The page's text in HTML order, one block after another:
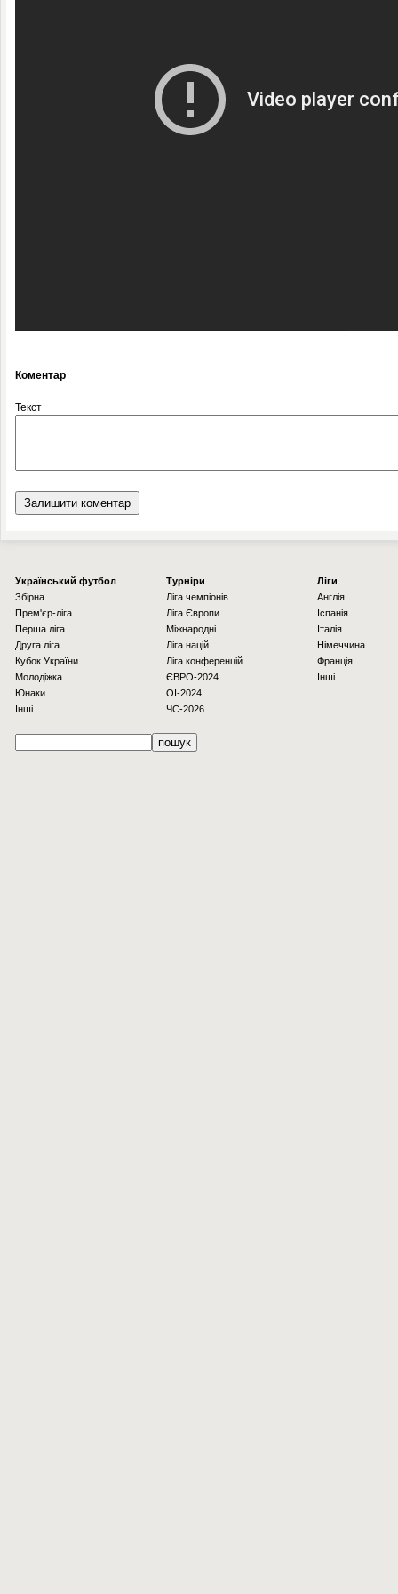
Коментар
Текст
Українcький футбол
Збірна
Прем'єр-ліга
Перша ліга
Друга ліга
Кубок України
Молодіжка
Юнаки
Інші
Турніри
Ліга чемпіонів
Ліга Європи
Міжнародні
Ліга націй
Ліга конференцій
ЄВРО-2024
OI-2024
ЧС-2026
Ліги
Англія
Іспанія
Італія
Німеччина
Франція
Інші